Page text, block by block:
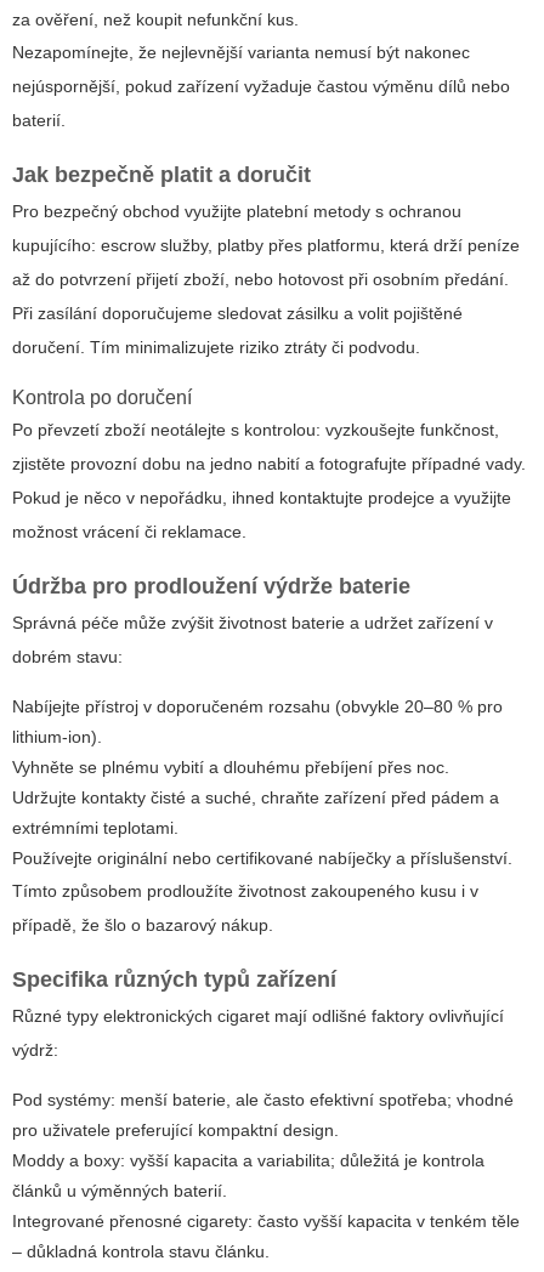
za ověření, než koupit nefunkční kus.
Nezapomínejte, že nejlevnější varianta nemusí být nakonec
nejúspornější, pokud zařízení vyžaduje častou výměnu dílů nebo
baterií.
Jak bezpečně platit a doručit
Pro bezpečný obchod využijte platební metody s ochranou
kupujícího: escrow služby, platby přes platformu, která drží peníze
až do potvrzení přijetí zboží, nebo hotovost při osobním předání.
Při zasílání doporučujeme sledovat zásilku a volit pojištěné
doručení. Tím minimalizujete riziko ztráty či podvodu.
Kontrola po doručení
Po převzetí zboží neotálejte s kontrolou: vyzkoušejte funkčnost,
zjistěte provozní dobu na jedno nabití a fotografujte případné vady.
Pokud je něco v nepořádku, ihned kontaktujte prodejce a využijte
možnost vrácení či reklamace.
Údržba pro prodloužení výdrže baterie
Správná péče může zvýšit životnost baterie a udržet zařízení v
dobrém stavu:
Nabíjejte přístroj v doporučeném rozsahu (obvykle 20–80 % pro
lithium-ion).
Vyhněte se plnému vybití a dlouhému přebíjení přes noc.
Udržujte kontakty čisté a suché, chraňte zařízení před pádem a
extrémními teplotami.
Používejte originální nebo certifikované nabíječky a příslušenství.
Tímto způsobem prodloužíte životnost zakoupeného kusu i v
případě, že šlo o bazarový nákup.
Specifika různých typů zařízení
Různé typy elektronických cigaret mají odlišné faktory ovlivňující
výdrž:
Pod systémy: menší baterie, ale často efektivní spotřeba; vhodné
pro uživatele preferující kompaktní design.
Moddy a boxy: vyšší kapacita a variabilita; důležitá je kontrola
článků u výměnných baterií.
Integrované přenosné cigarety: často vyšší kapacita v tenkém těle
– důkladná kontrola stavu článku.